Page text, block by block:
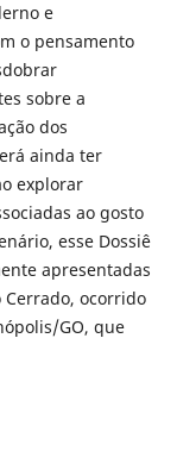
e
o pensamento
sobre a
dos
ainda ter
explorar
ao gosto
esse Dossiê
apresentadas
Cerrado, ocorrido
GO, que